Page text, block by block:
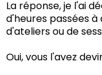
La réponse, je l'ai
d'heures passées
d'ateliers ou de
Oui, vous l'avez